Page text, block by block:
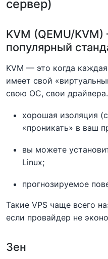
сервер)
KVM (QEMU/
популярный
KVM — это когда
имеет свой
свою ОС, свои
хорошая изоляция
«проникать» в ваш
вы можете
Linux;
прогнозируемое
Такие VPS чаще всего
если провайдер не
Зен